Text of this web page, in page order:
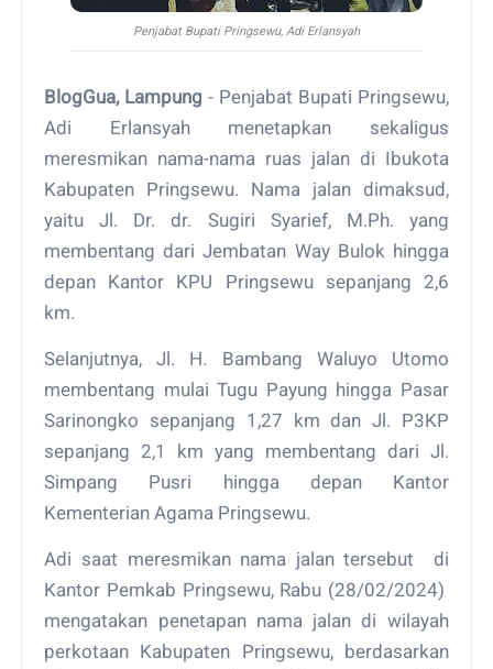
Penjabat Bupati Pringsewu, Adi Erlansyah
BlogGua, Lampung - Penjabat Bupati Pringsewu,
Adi Erlansyah menetapkan sekaligus
meresmikan nama-nama ruas jalan di Ibukota
Kabupaten Pringsewu. Nama jalan dimaksud,
yaitu Jl. Dr. dr. Sugiri Syarief, M.Ph. yang
membentang dari Jembatan Way Bulok hingga
depan Kantor KPU Pringsewu sepanjang 2,6
km.
Selanjutnya, Jl. H. Bambang Waluyo Utomo
membentang mulai Tugu Payung hingga Pasar
Sarinongko sepanjang 1,27 km dan Jl. P3KP
sepanjang 2,1 km yang membentang dari Jl.
Simpang Pusri hingga depan Kantor
Kementerian Agama Pringsewu.
Adi saat meresmikan nama jalan tersebut di
Kantor Pemkab Pringsewu, Rabu (28/02/2024)
mengatakan penetapan nama jalan di wilayah
perkotaan Kabupaten Pringsewu, berdasarkan